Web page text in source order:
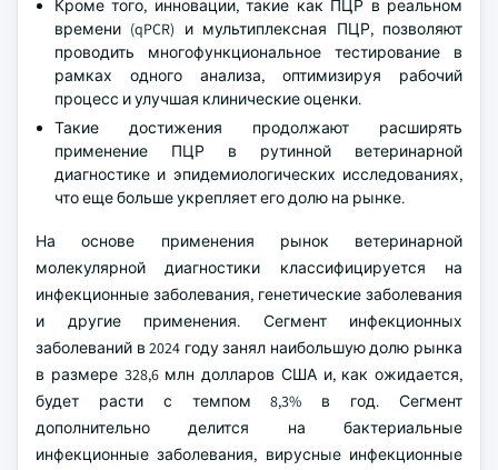
Кроме того, инновации, такие как ПЦР в реальном
времени (qPCR) и мультиплексная ПЦР, позволяют
проводить многофункциональное тестирование в
рамках одного анализа, оптимизируя рабочий
процесс и улучшая клинические оценки.
Такие достижения продолжают расширять
применение ПЦР в рутинной ветеринарной
диагностике и эпидемиологических исследованиях,
что еще больше укрепляет его долю на рынке.
На основе применения рынок ветеринарной
молекулярной диагностики классифицируется на
инфекционные заболевания, генетические заболевания
и другие применения. Сегмент инфекционных
заболеваний в 2024 году занял наибольшую долю рынка
в размере 328,6 млн долларов США и, как ожидается,
будет расти с темпом 8,3% в год. Сегмент
дополнительно делится на бактериальные
инфекционные заболевания, вирусные инфекционные